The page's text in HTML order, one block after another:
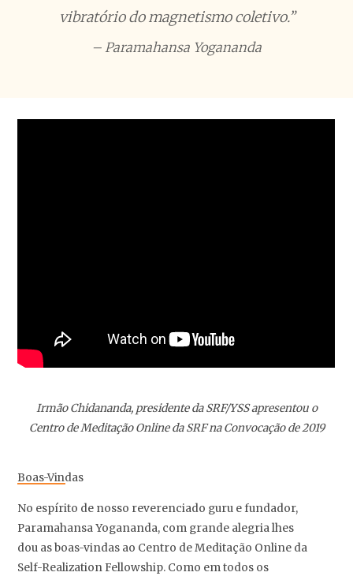
vibratório do magnetismo coletivo.”
– Paramahansa Yogananda
Irmão Chidananda, presidente da SRF/YSS apresentou o
Centro de Meditação Online da SRF na Convocação de 2019
Boas-Vindas
No espírito de nosso reverenciado guru e fundador,
Paramahansa Yogananda, com grande alegria lhes
dou as boas-vindas ao Centro de Meditação Online da
Self-Realization Fellowship. Como em todos os